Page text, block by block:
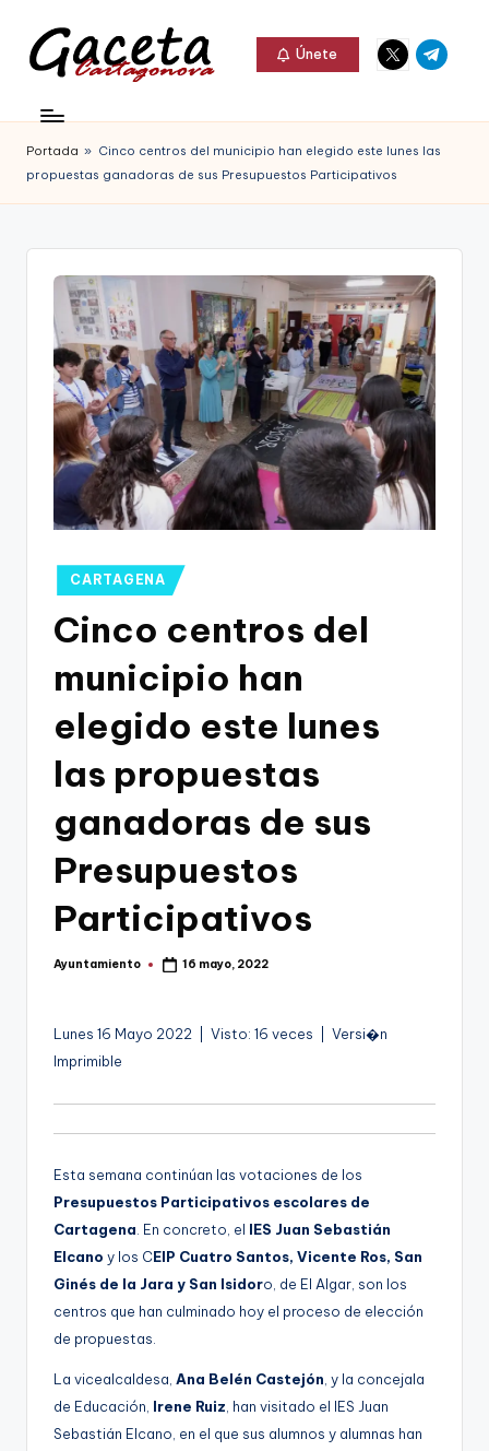
Saltar
contenido
c
e
t
Gaceta
Cartagonova,
La
que
informa
Cartagena,
Cartagena,
Únete
Elemento
del
Elemento
del
Portada » Cinco centros del municipio han elegido este lunes las
propuestas ganadoras de sus Presupuestos Participativos
Publicado
en
CARTAGENA
Cinco centros del
municipio han
elegido este lunes
las propuestas
ganadoras de sus
Presupuestos
Participativos
Publicado
Ayuntamiento 16 mayo, 2022
Lunes 16 Mayo 2022 | Visto: 16 veces | Versi�n
Imprimible
Esta semana continúan las votaciones de los
Presupuestos Participativos escolares de
Cartagena. En concreto, el IES Juan Sebastián
Elcano y los CEIP Cuatro Santos, Vicente Ros, San
Ginés de la Jara y San Isidoro, de El Algar, son los
centros que han culminado hoy el proceso de elección
de propuestas.
La vicealcaldesa, Ana Belén Castejón, y la concejala
de Educación, Irene Ruiz, han visitado el IES Juan
Sebastián Elcano, en el que sus alumnos y alumnas han